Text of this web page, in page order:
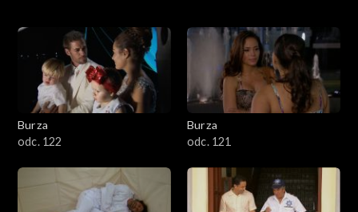
Burza
odc. 122
Burza
odc. 121